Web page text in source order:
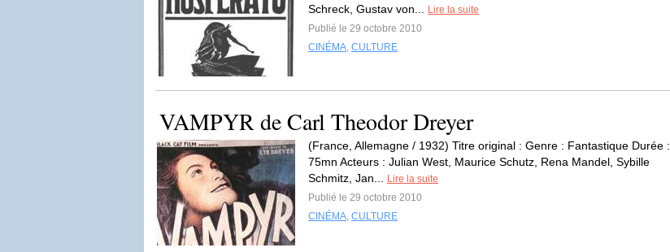
Schreck, Gustav von...
Lire la suite
Publié le 29 octobre 2010
CINÉMA, CULTURE
VAMPYR de Carl Theodor Dreyer
(France, Allemagne / 1932) Titre original : Genre : Fantastique Durée :
75mn Acteurs : Julian West, Maurice Schutz, Rena Mandel, Sybille
Schmitz, Jan...
Lire la suite
Publié le 29 octobre 2010
CINÉMA, CULTURE